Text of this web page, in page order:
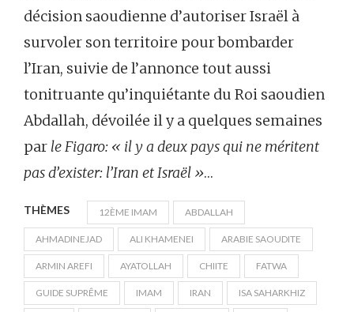
décision saoudienne d’autoriser Israël à
survoler son territoire pour bombarder
l’Iran, suivie de l’annonce tout aussi
tonitruante qu’inquiétante du Roi saoudien
Abdallah, dévoilée il y a quelques semaines
par le Figaro: « il y a deux pays qui ne méritent
pas d’exister: l’Iran et Israël »…
THÈMES 12ÈME IMAM ABDALLAH
AHMADINEJAD ALI KHAMENEI ARABIE SAOUDITE
ARMIN AREFI AYATOLLAH CHIITE FATWA
GUIDE SUPRÊME IMAM IRAN ISA SAHARKHIZ